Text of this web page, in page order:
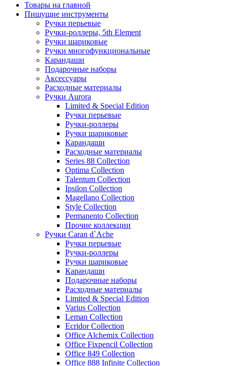
Товары на главной
Пишущие инструменты
Ручки перьевые
Ручки-роллеры, 5th Element
Ручки шариковые
Ручки многофункциональные
Карандаши
Подарочные наборы
Аксессуары
Расходные материалы
Ручки Aurora
Limited & Special Edition
Ручки перьевые
Ручки-роллеры
Ручки шариковые
Карандаши
Расходные материалы
Series 88 Collection
Optima Collection
Talentum Collection
Ipsilon Collection
Magellano Collection
Style Collection
Permanento Collection
Прочие коллекции
Ручки Caran d`Ache
Ручки перьевые
Ручки-роллеры
Ручки шариковые
Карандаши
Подарочные наборы
Расходные материалы
Limited & Special Edition
Varius Collection
Leman Collection
Ecridor Collection
Office Alchemix Collection
Office Fixpencil Collection
Office 849 Collection
Office 888 Infinite Collection